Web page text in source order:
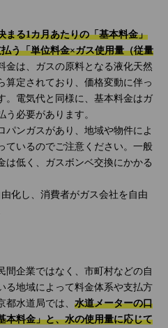
まる1カ月あたりの「基本料金」
う「単位料金×ガス使用量（従量
金は、ガスの原料となる液化天然
算定されており、価格変動に伴っ
。電気代と同様に、基本料金はガ
う必要があります。
パンガスがあり、地域や物件によ
ているのでご注意ください。一般
は低く、ガスボンベ交換にかかる
化し、消費者がガス会社を自由
間企業ではなく、市町村などの自
る地域によって料金体系や支払方
水道局では、 水道メーターの口
本料金」と、水の使用量に応じて